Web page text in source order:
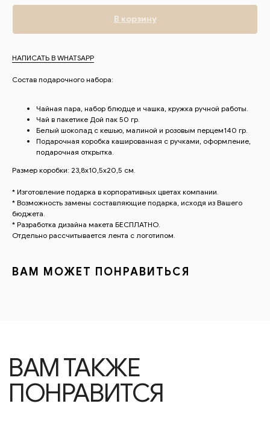
В корзину
НАПИСАТЬ В WHATSAPP
Состав подарочного набора:
Чайная пара, набор блюдце и чашка, кружка ручной работы.
Чай в пакетике Дой пак 50 гр.
Белый шоколад с кешью, малиной и розовым перцем140 гр.
Подарочная коробка кашированная с ручками, оформление,
подарочная открытка.
Размер коробки: 23,8х10,5х20,5 см.
* Изготовление подарка в корпоративных цветах компании.
* Возможность замены составляющие подарка, исходя из Вашего
бюджета.
* Разработка дизайна макета БЕСПЛАТНО.
Отдельно рассчитывается лента с логотипом.
ВАМ МОЖЕТ ПОНРАВИТЬСЯ
ВАМ ТАКЖЕ
ПОНРАВИТСЯ